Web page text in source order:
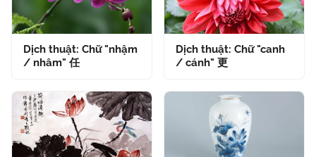
Dịch thuật: Chữ "nhậm
/ nhâm" 任
Dịch thuật: Chữ "canh
/ cánh" 更